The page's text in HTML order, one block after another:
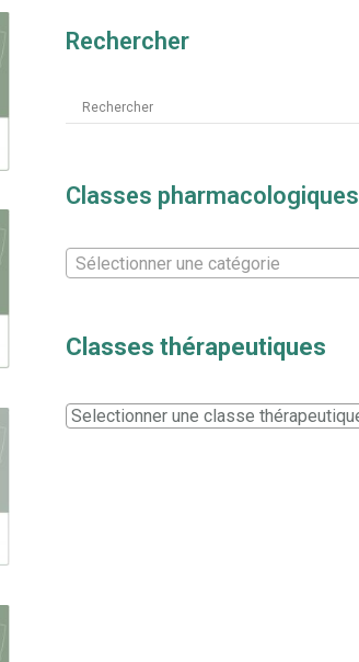
Rechercher
Classes pharmacologiques
Sélectionner une catégorie
Classes thérapeutiques